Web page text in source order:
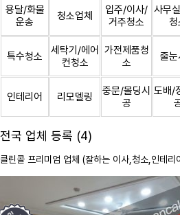
용달/화물
운송
청소업체
입주/이사/
거주청소
사무
청
특수청소
세탁기/에어
컨청소
가전제품청
소
줄눈
인테리어 리모델링
중문/몰딩시
공
도배/
전국 업체 등록 (4)
클린콜 프리미엄 업체 (잘하는 이사, 청소 ,인테